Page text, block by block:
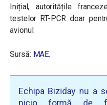
Inițial, autoritățile
testelor RT-PCR doar
avionul.
Sursă: MAE.
Echipa Biziday nu a
nicio formă de